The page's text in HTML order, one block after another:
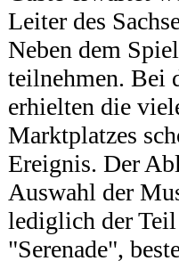
Leiter des
Neben dem
teilnehmen. Bei
erhielten die
Marktplatzes
Ereignis. Der
Auswahl der
lediglich der Teil
"Serenade",